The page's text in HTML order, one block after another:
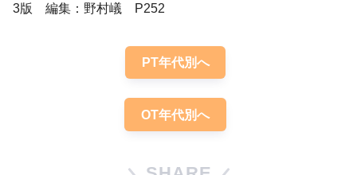
3版 編集：野村嶬 P252
PT年代別へ
OT年代別へ